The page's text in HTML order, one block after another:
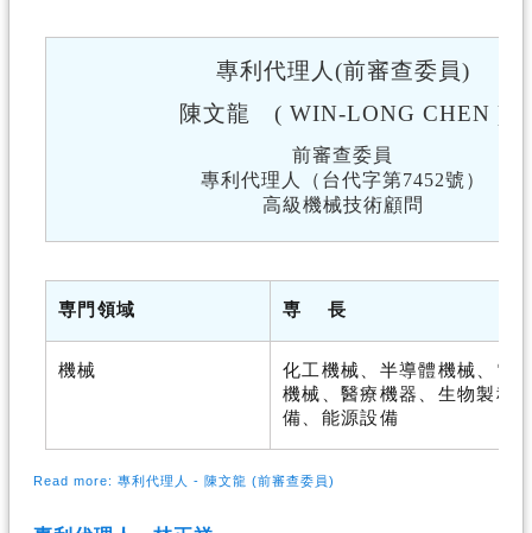
專利代理人(前審查委員)
陳文龍 ( WIN-LONG CHEN )
前審查委員
專利代理人（台代字第7452號）
高級機械技術顧問
専門領域 専 長
機械
化工機械、半導體機械、電
機械、醫療機器、生物製程
備、能源設備
Read more: 專利代理人 - 陳文龍 (前審查委員)